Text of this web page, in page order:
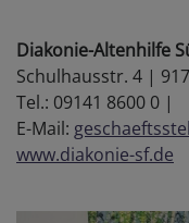
Diakonie-Altenhilfe
Schulhausstr. 4 |
Tel.: 09141 8600 0 |
E-Mail:
www.diakonie-sf.de